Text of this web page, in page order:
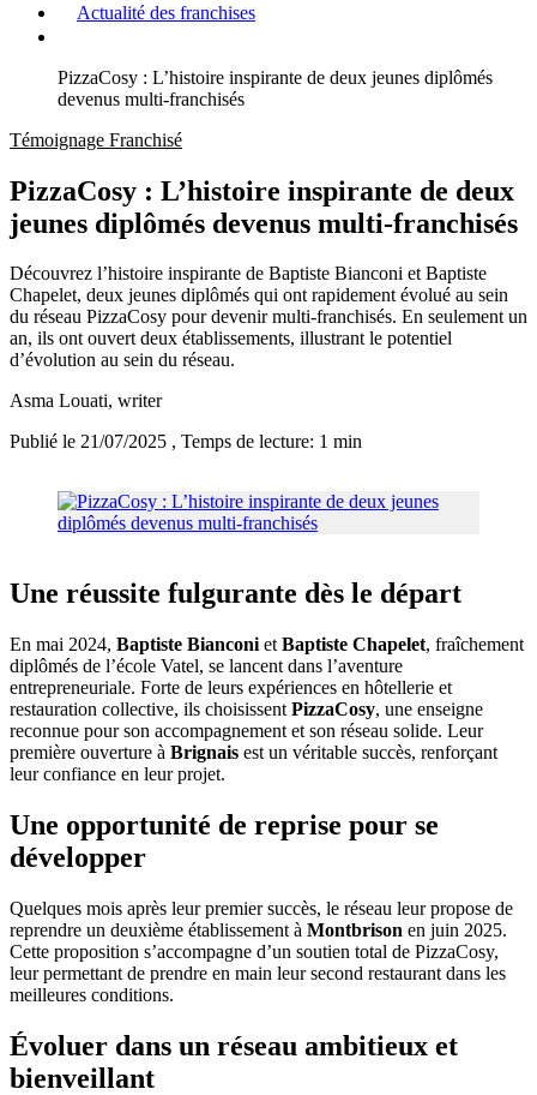
Actualité des franchises
PizzaCosy : L’histoire inspirante de deux jeunes diplômés
devenus multi-franchisés
Témoignage Franchisé
PizzaCosy : L’histoire inspirante de deux
jeunes diplômés devenus multi-franchisés
Découvrez l’histoire inspirante de Baptiste Bianconi et Baptiste
Chapelet, deux jeunes diplômés qui ont rapidement évolué au sein
du réseau PizzaCosy pour devenir multi-franchisés. En seulement un
an, ils ont ouvert deux établissements, illustrant le potentiel
d’évolution au sein du réseau.
Asma Louati, writer
Publié le 21/07/2025 , Temps de lecture: 1 min
Une réussite fulgurante dès le départ
En mai 2024, Baptiste Bianconi et Baptiste Chapelet, fraîchement
diplômés de l’école Vatel, se lancent dans l’aventure
entrepreneuriale. Forte de leurs expériences en hôtellerie et
restauration collective, ils choisissent PizzaCosy, une enseigne
reconnue pour son accompagnement et son réseau solide. Leur
première ouverture à Brignais est un véritable succès, renforçant
leur confiance en leur projet.
Une opportunité de reprise pour se
développer
Quelques mois après leur premier succès, le réseau leur propose de
reprendre un deuxième établissement à Montbrison en juin 2025.
Cette proposition s’accompagne d’un soutien total de PizzaCosy,
leur permettant de prendre en main leur second restaurant dans les
meilleures conditions.
Évoluer dans un réseau ambitieux et
bienveillant